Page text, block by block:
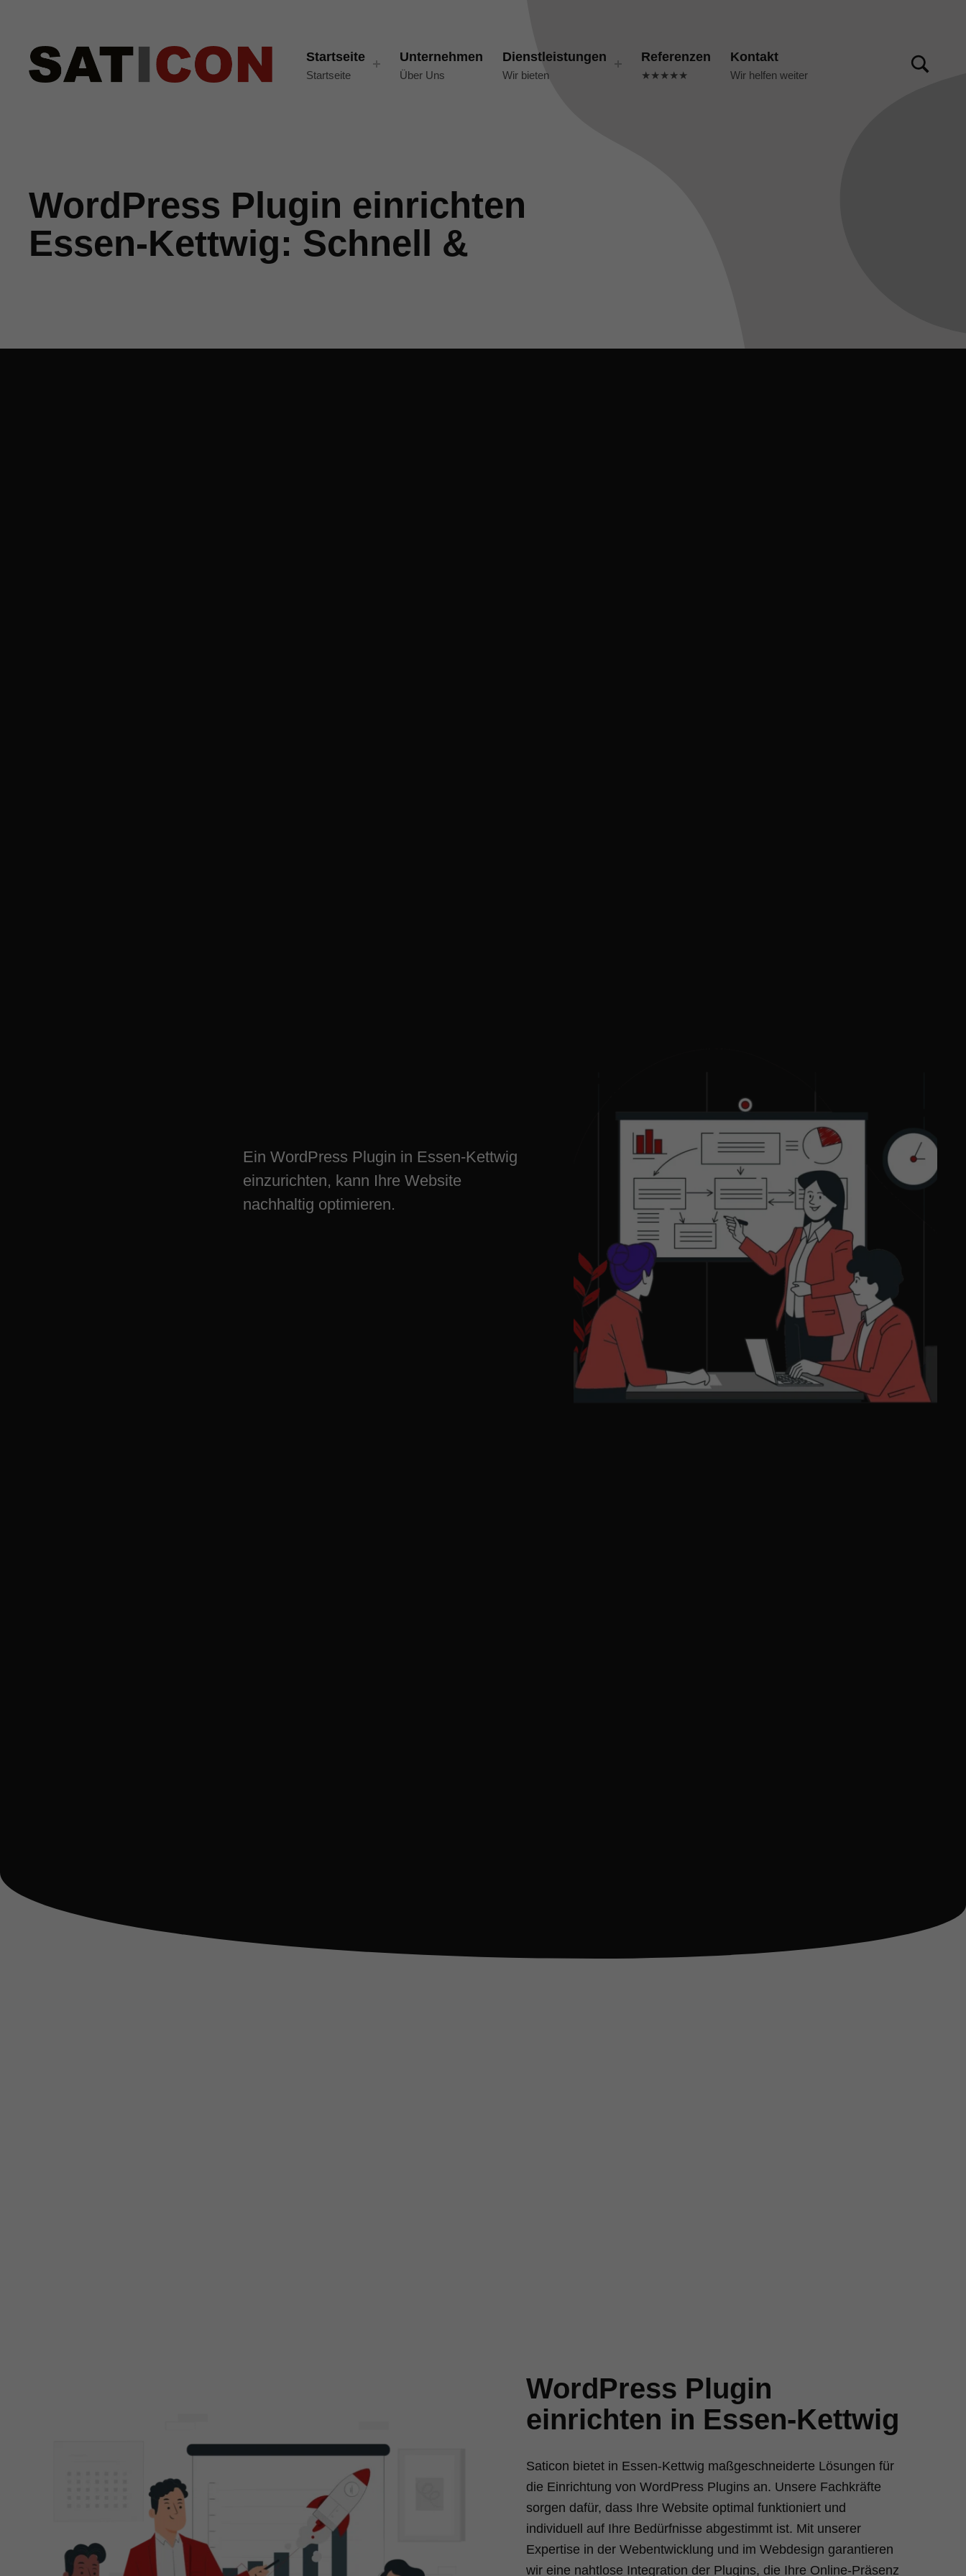
Startseite
Startseite
Unternehmen
Über Uns
Dienstleistungen
Wir bieten
Referenzen
★★★★★
Kontakt
Wir helfen weiter
WordPress Plugin einrichten
Essen-Kettwig: Schnell &
Ein WordPress Plugin in Essen-Kettwig
einzurichten, kann Ihre Website
nachhaltig optimieren.
WordPress Plugin
einrichten in Essen-Kettwig
Saticon bietet in Essen-Kettwig maßgeschneiderte Lösungen für
die Einrichtung von WordPress Plugins an. Unsere Fachkräfte
sorgen dafür, dass Ihre Website optimal funktioniert und
individuell auf Ihre Bedürfnisse abgestimmt ist. Mit unserer
Expertise in der Webentwicklung und im Webdesign garantieren
wir eine nahtlose Integration der Plugins, die Ihre Online-Präsenz